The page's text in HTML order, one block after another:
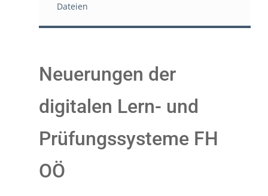
Dateien
Neuerungen der
digitalen Lern- und
Prüfungssysteme FH
OÖ